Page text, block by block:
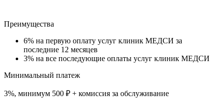
Преимущества
6% на первую оплату услуг клиник МЕДСИ за
последние 12 месяцев
3% на все последующие оплаты услуг клиник МЕДСИ
Минимальный платеж
3%, минимум 500 ₽ + комиссия за обслуживание